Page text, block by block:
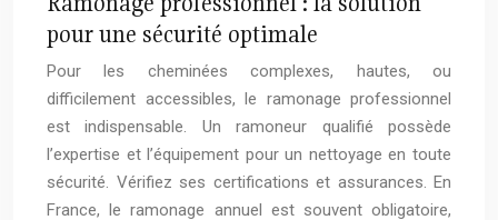
pour une sécurité optimale
Pour les cheminées complexes, hautes, ou
difficilement accessibles, le ramonage professionnel
est indispensable. Un ramoneur qualifié possède
l’expertise et l’équipement pour un nettoyage en toute
sécurité. Vérifiez ses certifications et assurances. En
France, le ramonage annuel est souvent obligatoire,